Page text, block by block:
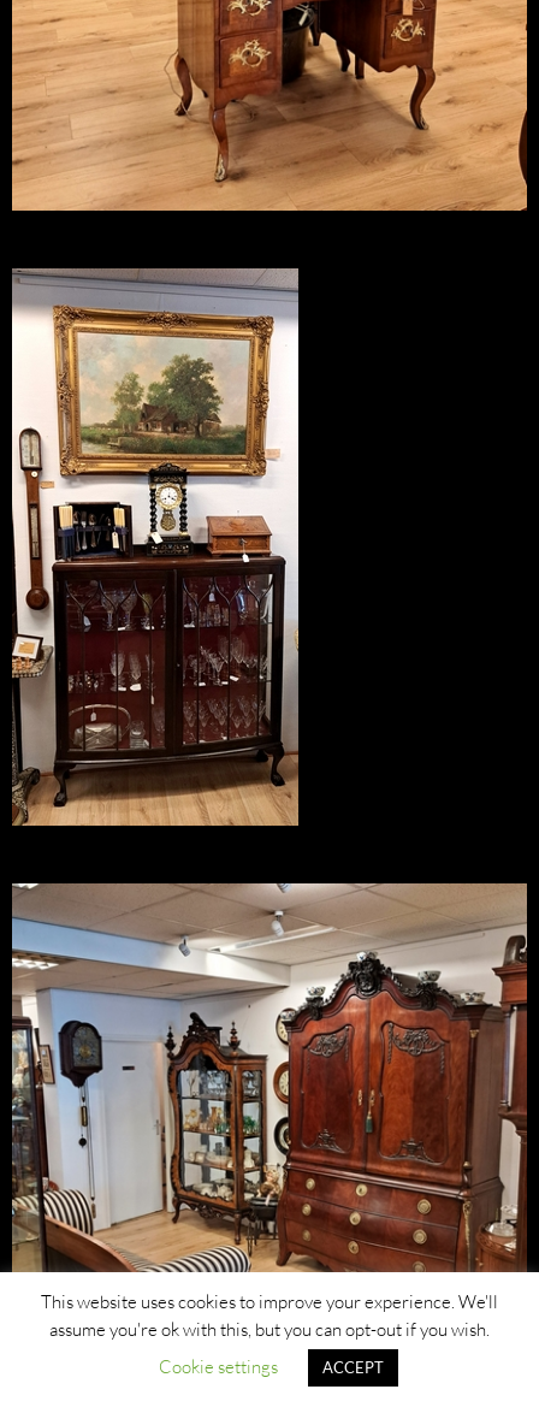
This website uses cookies to improve your experience. We'll
assume you're ok with this, but you can opt-out if you wish.
Cookie settings
ACCEPT